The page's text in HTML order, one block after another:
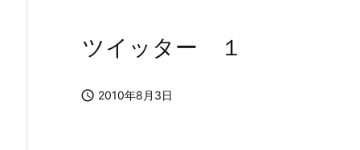
ツイッター １
 2010年8月3日